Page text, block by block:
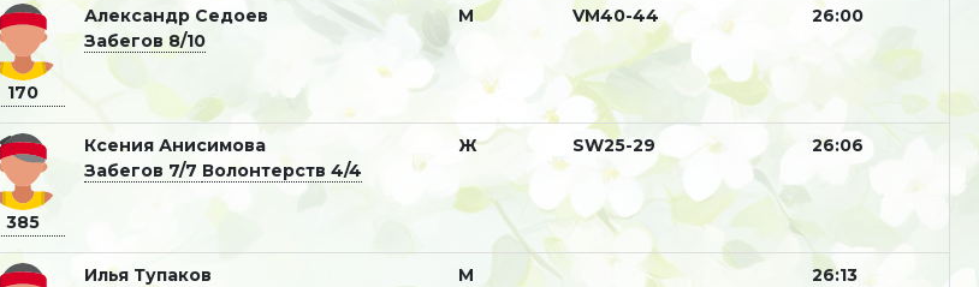
170
Александр Седоев
Забегов 8/10
М VM40-44 26:00
385
Ксения Анисимова
Забегов 7/7 Волонтерств 4/4
Ж SW25-29 26:06
Илья Тупаков
М 26:13